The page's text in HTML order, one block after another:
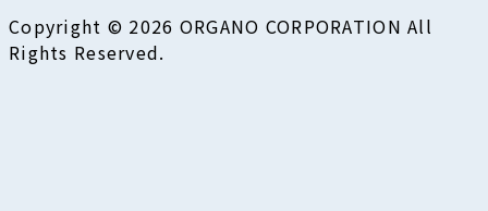
Copyright © 2026 ORGANO CORPORATION All
Rights Reserved.